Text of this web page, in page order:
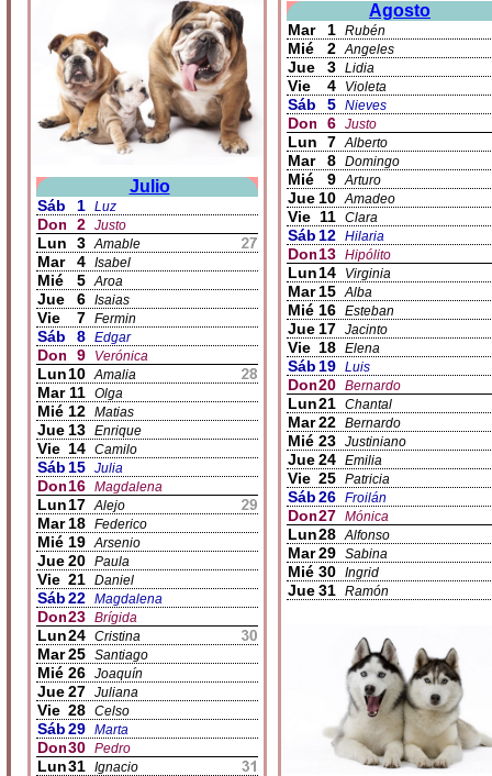
Julio
Sáb 1 Luz
Dom 2 Justo
Lun 3 Amable
Mar 4 Isabel
Mié 5 Aroa
Jue 6 Isaias
Vie 7 Fermin
Sáb 8 Edgar
Dom 9 Verónica
Lun10 Amalia
Mar 11 Olga
Mié 12 Matias
Jue 13 Enrique
Vie 14 Camilo
Sáb 15 Julia
Dom16 Magdalena
Lun17 Alejo
Mar 18 Federico
Mié 19 Arsenio
Jue20 Paula
Vie 21 Daniel
Sáb22 Magdalena
Dom23 Brígida
Lun24 Cristina
Mar25 Santiago
Mié 26 Joaquín
Jue27 Juliana
Vie 28 Celso
Sáb29 Marta
Dom30 Pedro
Lun31 Ignacio
Agosto
Mar 1 Rubén
Mié 2 Angeles
Jue 3 Lidia
Vie 4 Violeta
Sáb 5 Nieves
Dom 6 Justo
Lun 7 Alberto
Mar 8 Domingo
Mié 9 Arturo
Jue 10 Amadeo
Vie 11 Clara
Sáb 12 Hilaria
Dom13 Hipólito
Lun14 Virginia
Mar 15 Alba
Mié 16 Esteban
Jue 17 Jacinto
Vie 18 Elena
Sáb 19 Luis
Dom20 Bernardo
Lun21 Chantal
Mar22 Bernardo
Mié 23 Justiniano
Jue24 Emilia
Vie 25 Patricia
Sáb26 Froilán
Dom27 Mónica
Lun28 Alfonso
Mar29 Sabina
Mié 30 Ingrid
Jue31 Ramón